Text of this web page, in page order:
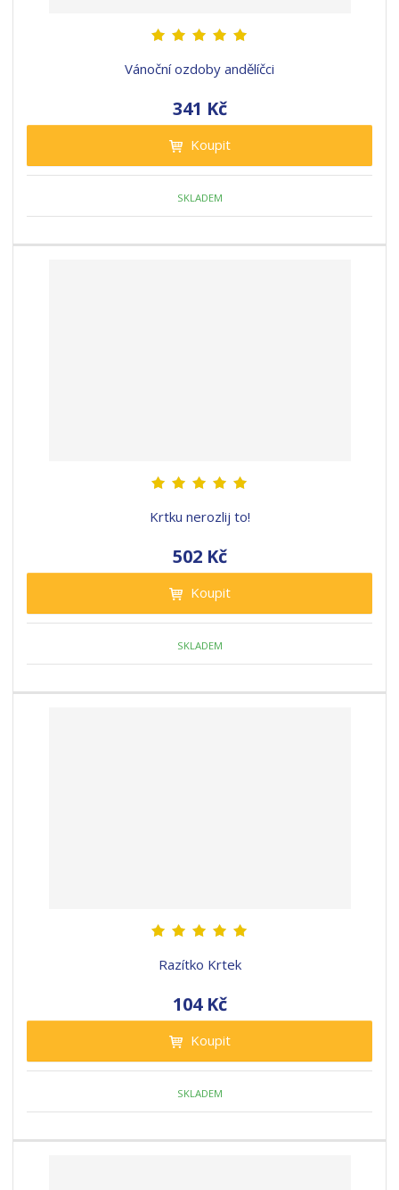
Vánoční ozdoby andělíčci
341 Kč
Koupit
SKLADEM
Krtku nerozlij to!
502 Kč
Koupit
SKLADEM
Razítko Krtek
104 Kč
Koupit
SKLADEM